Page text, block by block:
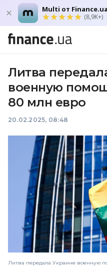
Multi от Finance.ua
(8,9K+)
Литва
военную
80 млн евро
20.02.2025, 08:48
Литва передала Украине военную